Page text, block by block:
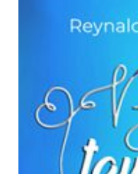
Filippine